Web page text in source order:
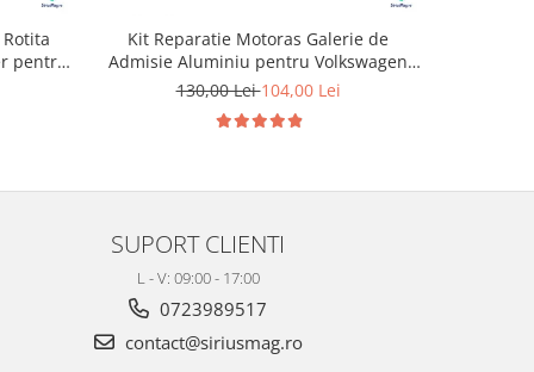
pentru
Kit Reparatie Motoras Galerie de
Admisie Aluminiu pentru Volkswagen
Skoda Seat Audi P2015
130,00 Lei104,00 Lei
SUPORT CLIENTI
L - V: 09:00 - 17:00
0723989517
contact@siriusmag.ro